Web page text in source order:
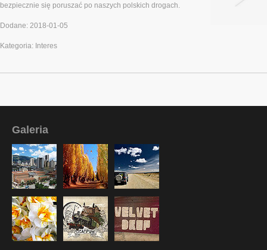
bezpiecznie się poruszać po naszych polskich drogach.
Dodane: 2018-01-05
Kategoria: Interes
Galeria